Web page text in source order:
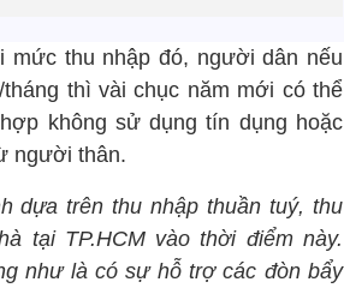
mức thu nhập đó, người dân nếu
thì vài chục năm mới có thể
không sử dụng tín dụng hoặc
người thân.
dựa trên thu nhập thuần tuý, thu
tại TP.HCM vào thời điểm này.
như là có sự hỗ trợ các đòn bẩy